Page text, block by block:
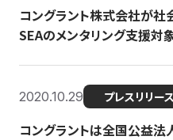
コングラント株式会社が社
SEAのメンタリング支援対
2020.10.29 プレスリリース
コングラントは全国公益法